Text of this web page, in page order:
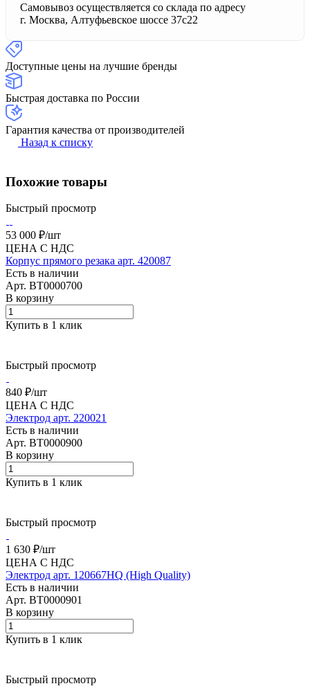
Самовывоз осуществляется со склада по адресу
г. Москва, Алтуфьевское шоссе 37с22
Доступные цены на лучшие бренды
Быстрая доставка по России
Гарантия качества от производителей
Назад к списку
Похожие товары
Быстрый просмотр
53 000 ₽/шт
ЦЕНА С НДС
Корпус прямого резака арт. 420087
Есть в наличии
Арт. BT0000700
В корзину
Купить в 1 клик
Быстрый просмотр
840 ₽/шт
ЦЕНА С НДС
Электрод арт. 220021
Есть в наличии
Арт. BT0000900
В корзину
Купить в 1 клик
Быстрый просмотр
1 630 ₽/шт
ЦЕНА С НДС
Электрод арт. 120667HQ (High Quality)
Есть в наличии
Арт. BT0000901
В корзину
Купить в 1 клик
Быстрый просмотр